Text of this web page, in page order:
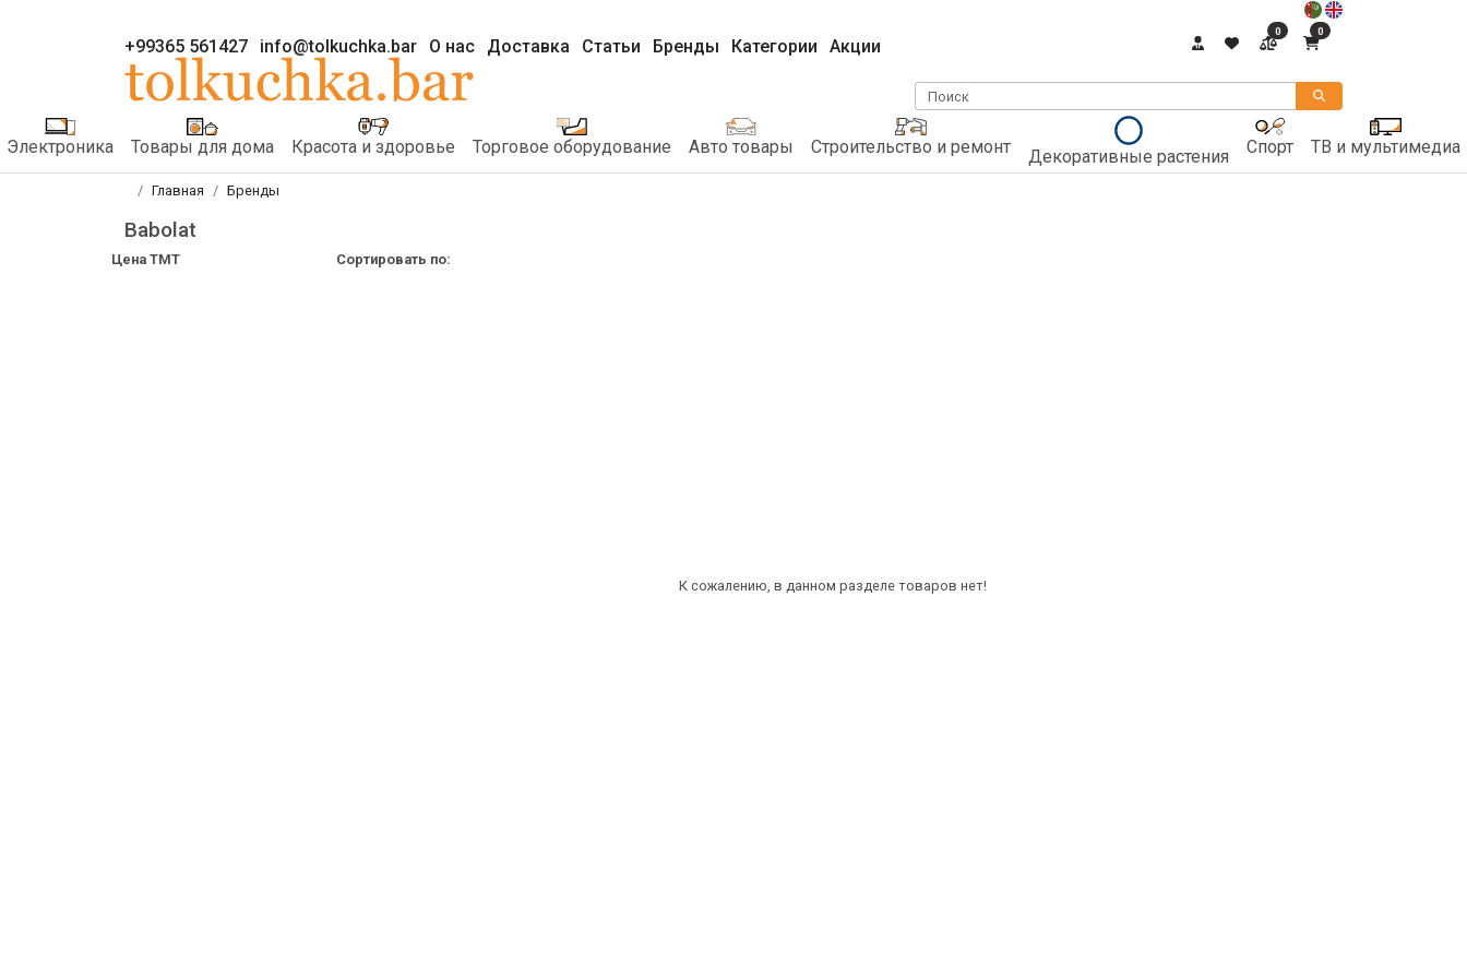
+99365 561427 info@tolkuchka.bar О нас Доставка Статьи Бренды Категории Акции
0 0
Поиск
Электроника Товары для дома Красота и здоровье Торговое оборудование Авто товары Строительство и ремонт Декоративные растения Спорт ТВ и мультимедиа
Главная Бренды
Babolat
Цена TMT Сортировать по:
К сожалению, в данном разделе товаров нет!